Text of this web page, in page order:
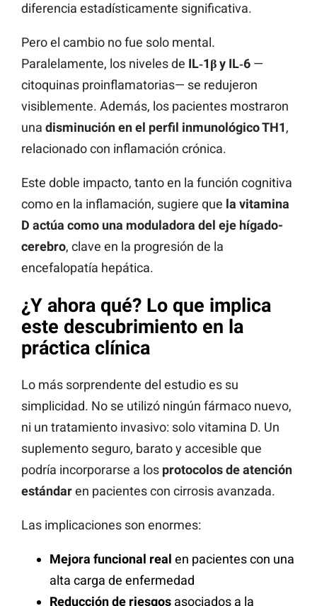
diferencia estadísticamente significativa.
Pero el cambio no fue solo mental.
Paralelamente, los niveles de IL‑1β y IL‑6 —
citoquinas proinflamatorias— se redujeron
visiblemente. Además, los pacientes mostraron
una disminución en el perfil inmunológico TH1,
relacionado con inflamación crónica.
Este doble impacto, tanto en la función cognitiva
como en la inflamación, sugiere que la vitamina
D actúa como una moduladora del eje hígado-
cerebro, clave en la progresión de la
encefalopatía hepática.
¿Y ahora qué? Lo que implica
este descubrimiento en la
práctica clínica
Lo más sorprendente del estudio es su
simplicidad. No se utilizó ningún fármaco nuevo,
ni un tratamiento invasivo: solo vitamina D. Un
suplemento seguro, barato y accesible que
podría incorporarse a los protocolos de atención
estándaren pacientes con cirrosis avanzada.
Las implicaciones son enormes:
Mejora funcional real en pacientes con una
alta carga de enfermedad
Reducción de riesgos asociados a la